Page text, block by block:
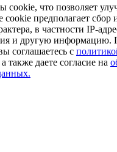
cookie, что позволяет
cookie предполагает
в частности IP-
и другую информацию.
соглашаетесь с
а также даете согласие на